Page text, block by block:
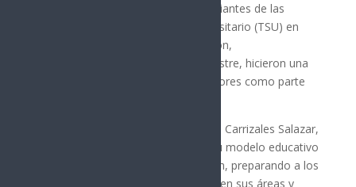
El rector de la UTG indicó que estudiantes de las
carreras de Técnico Superior Universitario (TSU) en
Mecatrónica y TSU en Administración,
correspondientes al tercer cuatrimestre, hicieron una
presentación de proyectos integradores como parte
Con este tipo de iniciativas, enfatizó Carrizales Salazar,
la universidad sigue fortaleciendo su modelo educativo
basado en la práctica y la innovación, preparando a los
jóvenes para ser los futuros líderes en sus áreas y